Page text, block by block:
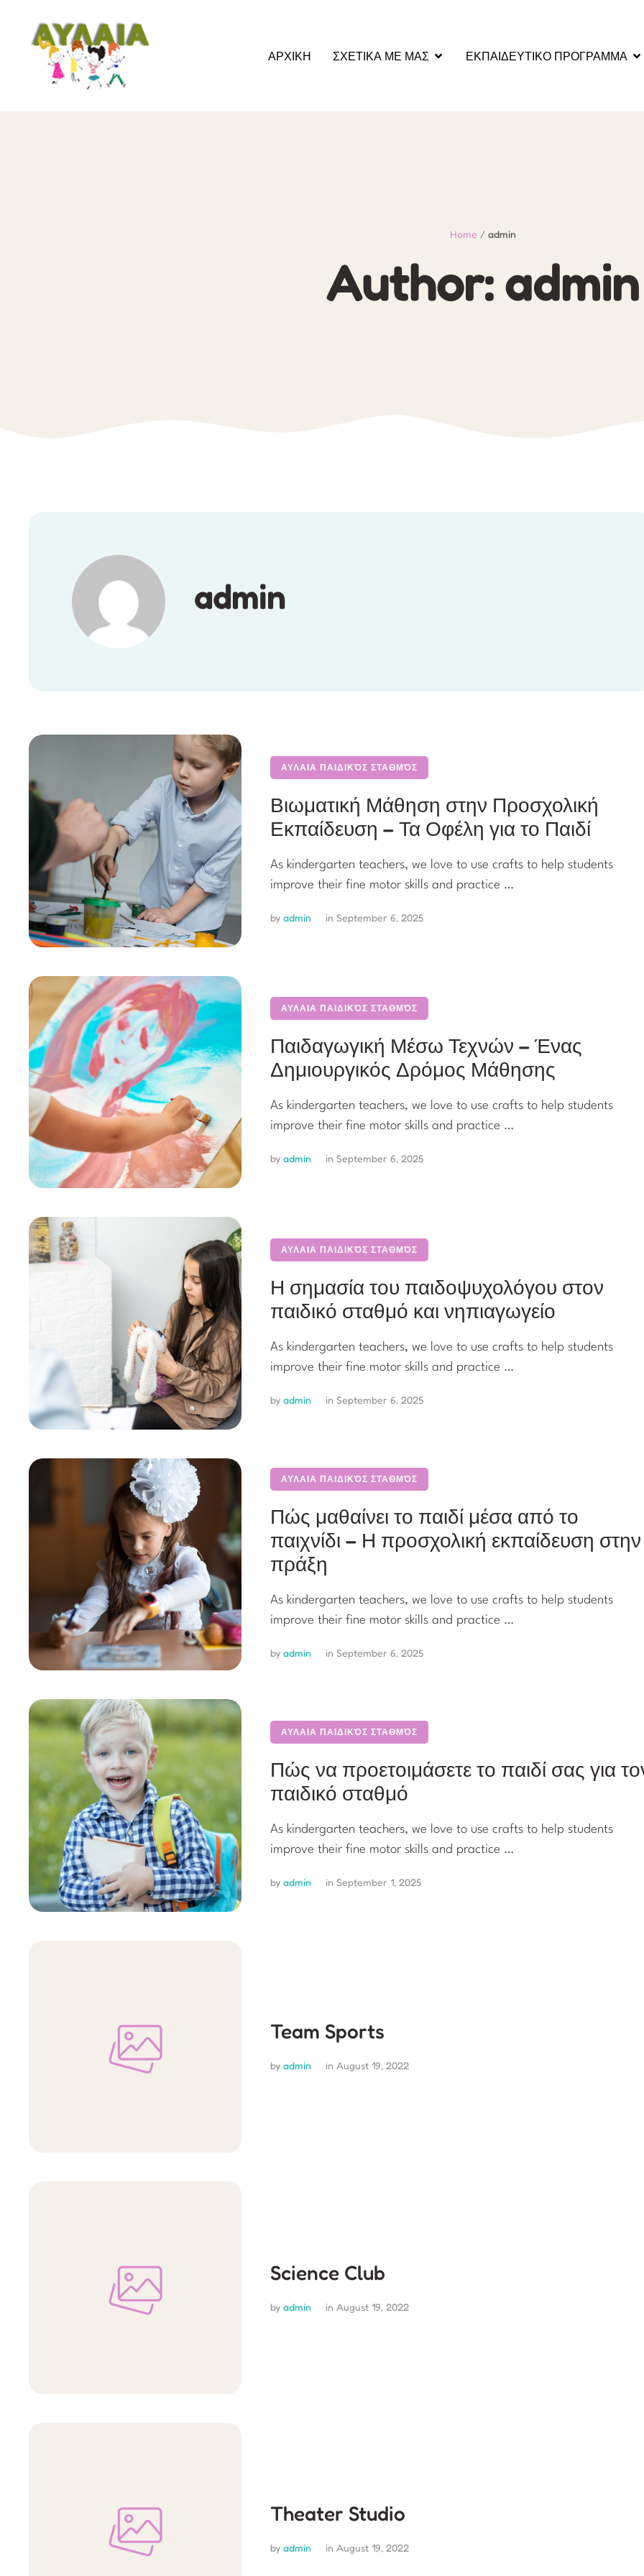
ΑΡΧΙΚΗ ΣΧΕΤΙΚΑ ΜΕ ΜΑΣ ΕΚΠΑΙΔΕΥΤΙΚΟ ΠΡΟΓΡΑΜΜΑ
Home / admin
Author:admin
admin
ΑΥΛΑΙΑ ΠΑΙΔΙΚΌΣ ΣΤΑΘΜΌΣ
Βιωματική Μάθηση στην Προσχολική
Εκπαίδευση – Τα Οφέλη για το Παιδί
As kindergarten teachers, we love to use crafts to help students
improve their fine motor skills and practice …
by admin in September 6, 2025
ΑΥΛΑΙΑ ΠΑΙΔΙΚΌΣ ΣΤΑΘΜΌΣ
Παιδαγωγική Μέσω Τεχνών – Ένας
Δημιουργικός Δρόμος Μάθησης
As kindergarten teachers, we love to use crafts to help students
improve their fine motor skills and practice …
by admin in September 6, 2025
ΑΥΛΑΙΑ ΠΑΙΔΙΚΌΣ ΣΤΑΘΜΌΣ
Η σημασία του παιδοψυχολόγου στον
παιδικό σταθμό και νηπιαγωγείο
As kindergarten teachers, we love to use crafts to help students
improve their fine motor skills and practice …
by admin in September 6, 2025
ΑΥΛΑΙΑ ΠΑΙΔΙΚΌΣ ΣΤΑΘΜΌΣ
Πώς μαθαίνει το παιδί μέσα από το
παιχνίδι – Η προσχολική εκπαίδευση στην
πράξη
As kindergarten teachers, we love to use crafts to help students
improve their fine motor skills and practice …
by admin in September 6, 2025
ΑΥΛΑΙΑ ΠΑΙΔΙΚΌΣ ΣΤΑΘΜΌΣ
Πώς να προετοιμάσετε το παιδί σας για
παιδικό σταθμό
As kindergarten teachers, we love to use crafts to help students
improve their fine motor skills and practice …
by admin in September 1, 2025
Team Sports
by admin in August 19, 2022
Science Club
by admin in August 19, 2022
Theater Studio
by admin in August 19, 2022